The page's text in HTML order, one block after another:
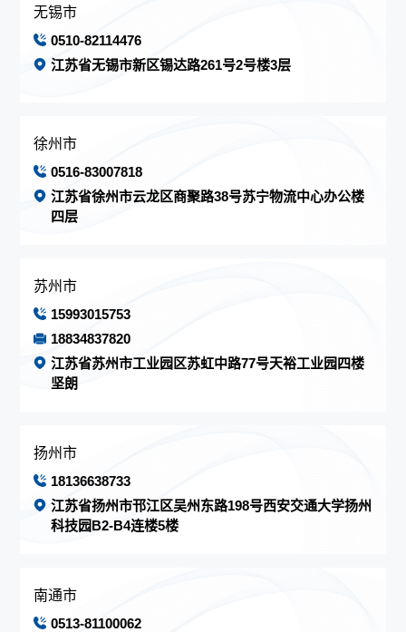
无锡市
0510-82114476
江苏省无锡市新区锡达路261号2号楼3层
徐州市
0516-83007818
江苏省徐州市云龙区商聚路38号苏宁物流中心办公楼
四层
苏州市
15993015753
18834837820
江苏省苏州市工业园区苏虹中路77号天裕工业园四楼
坚朗
扬州市
18136638733
江苏省扬州市邗江区吴州东路198号西安交通大学扬州
科技园B2-B4连楼5楼
南通市
0513-81100062